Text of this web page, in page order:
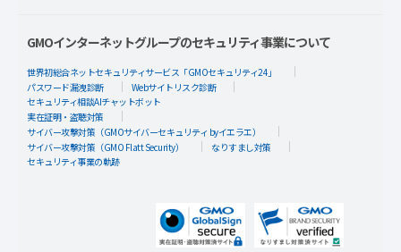
GMOインターネットグループのセキュリティ事業について
世界初総合ネットセキュリティサービス「GMOセキュリティ24」
パスワード漏洩診断
Webサイトリスク診断
セキュリティ相談AIチャットボット
実在証明・盗聴対策
サイバー攻撃対策（GMOサイバーセキュリティ byイエラエ）
サイバー攻撃対策（GMO Flatt Security）
なりすまし対策
セキュリティ事業の軌跡